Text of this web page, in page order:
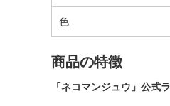
色
商品の特徴
「ネコマンジュウ」公